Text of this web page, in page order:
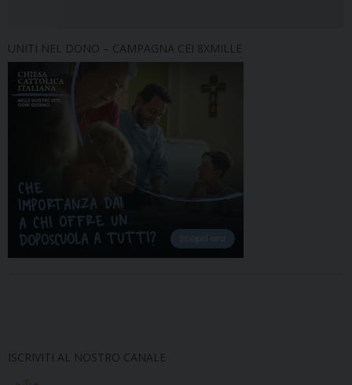
UNITI NEL DONO – CAMPAGNA CEI 8XMILLE
ISCRIVITI AL NOSTRO CANALE